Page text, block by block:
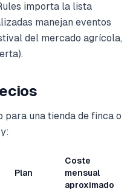
importa la lista
manejan eventos
del mercado agrícola,
una tienda de finca o
Plan
Coste
mensual
aproximado